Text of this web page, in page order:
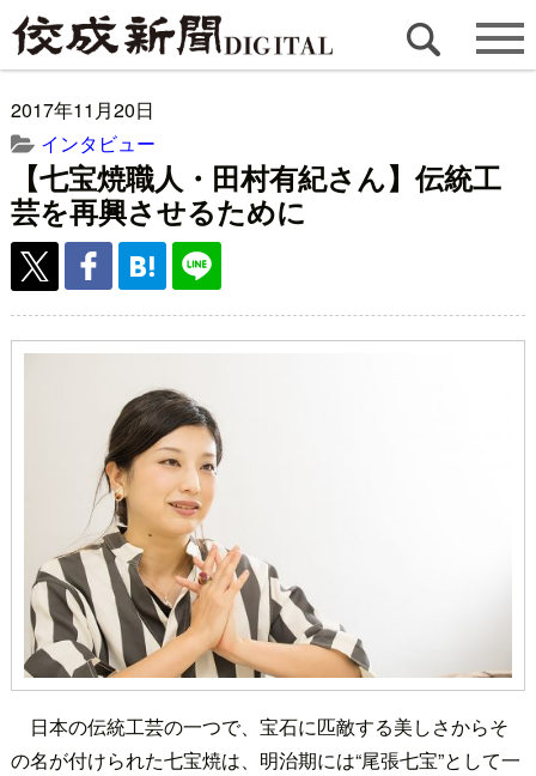
2017年11月20日
インタビュー
【七宝焼職人・田村有紀さん】伝統工
芸を再興させるために
日本の伝統工芸の一つで、宝石に匹敵する美しさからそ
の名が付けられた七宝焼は、明治期には“尾張七宝”として一